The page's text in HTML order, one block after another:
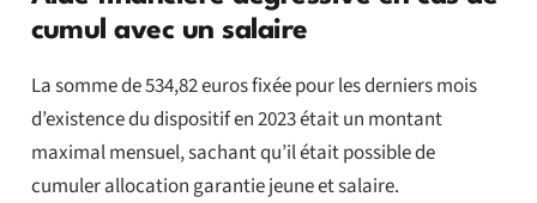
cumul avec un salaire
La somme de 534,82 euros fixée pour les derniers mois
d’existence du dispositif en 2023 était un montant
maximal mensuel, sachant qu’il était possible de
cumuler allocation garantie jeune et salaire.